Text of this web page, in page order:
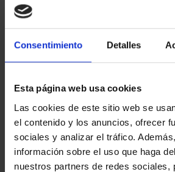
Consentimiento Detalles
Esta página web usa cookies
Las cookies de este sitio web se
el contenido y los anuncios, ofrecer
sociales y analizar el tráfico.
información sobre el uso que haga
nuestros partners de redes sociales,
ORDENAR POR: